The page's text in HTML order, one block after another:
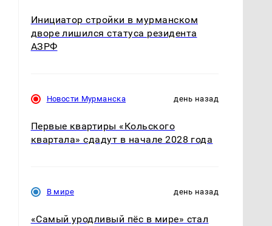
Инициатор стройки в мурманском
дворе лишился статуса резидента
АЗРФ
Новости Мурманска день назад
Первые квартиры «Кольского
квартала» сдадут в начале 2028 года
В мире день назад
«Самый уродливый пёс в мире» стал